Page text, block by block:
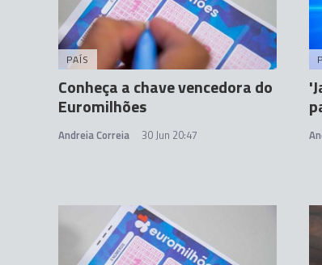
PAÍS
Conheça a chave vencedora do
Euromilhões
Andreia Correia 30 Jun 20:47